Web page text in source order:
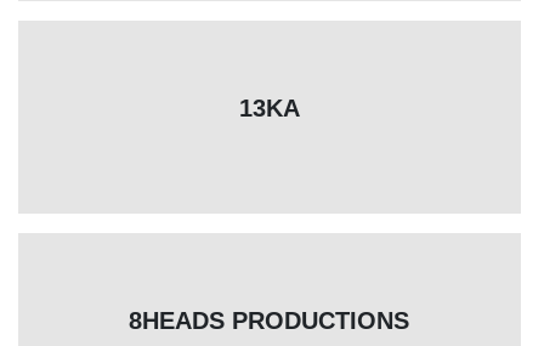
13KA
8HEADS PRODUCTIONS